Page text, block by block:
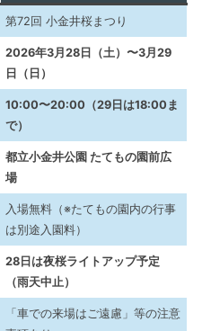
第72回 小金井桜まつり
2026年3月28日（土）〜3月29
日（日）
10:00〜20:00（29日は18:00ま
で）
都立小金井公園 たてもの園前広
場
入場無料（※たてもの園内の行事
は別途入園料）
28日は夜桜ライトアップ予定
（雨天中止）
「車での来場はご遠慮」等の注意